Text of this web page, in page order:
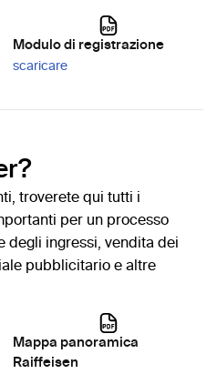
Modulo di registrazione
scaricare
troverete qui tutti i
per un processo
degli ingressi, vendita dei
pubblicitario e altre
Mappa panoramica
Raiffeisen